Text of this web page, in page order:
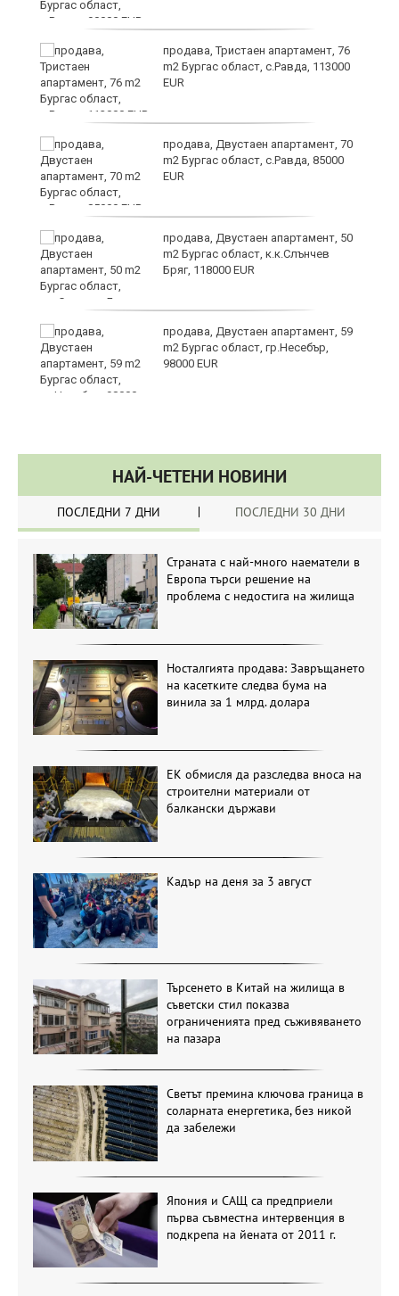
продава, Тристаен апартамент, 76
m2 Бургас област, с.Равда, 113000
EUR
продава, Двустаен апартамент, 70
m2 Бургас област, с.Равда, 85000
EUR
продава, Двустаен апартамент, 50
m2 Бургас област, к.к.Слънчев
Бряг, 118000 EUR
продава, Двустаен апартамент, 59
m2 Бургас област, гр.Несебър,
98000 EUR
НАЙ-ЧЕТЕНИ НОВИНИ
ПОСЛЕДНИ 7 ДНИ ПОСЛЕДНИ 30 ДНИ
Страната с най-много наематели в
Европа търси решение на
проблема с недостига на жилища
Носталгията продава: Завръщането
на касетките следва бума на
винила за 1 млрд. долара
ЕК обмисля да разследва вноса на
строителни материали от
балкански държави
Кадър на деня за 3 август
Търсенето в Китай на жилища в
съветски стил показва
ограниченията пред съживяването
на пазара
Светът премина ключова граница в
соларната енергетика, без никой
да забележи
Япония и САЩ са предприели
първа съвместна интервенция в
подкрепа на йената от 2011 г.